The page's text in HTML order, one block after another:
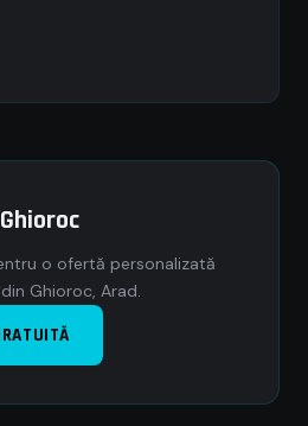
o ofertă personalizată
Ghioroc, Arad.